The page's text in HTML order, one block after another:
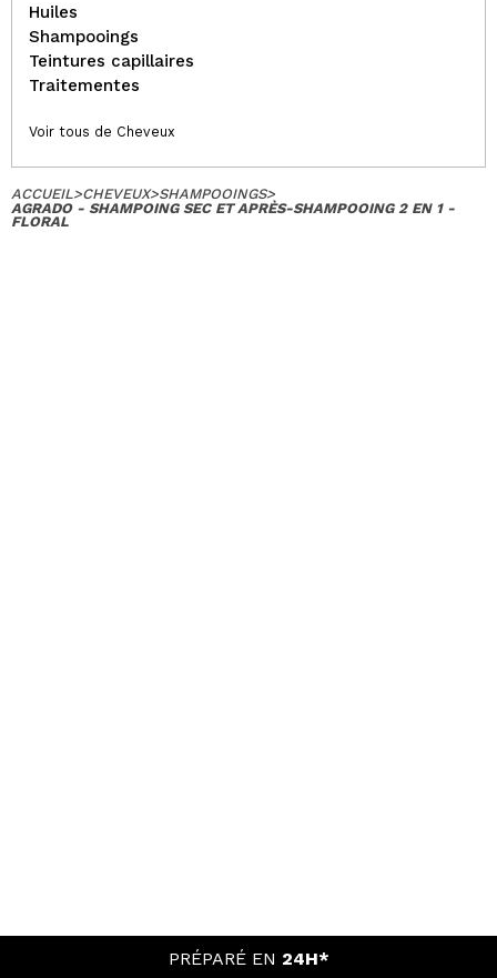
Huiles
Shampooings
Teintures capillaires
Traitementes
Voir tous de Cheveux
ACCUEIL>CHEVEUX>SHAMPOOINGS>
AGRADO - SHAMPOING SEC ET APRÈS-SHAMPOOING 2 EN 1 -
FLORAL
PRÉPARÉ EN 24H*